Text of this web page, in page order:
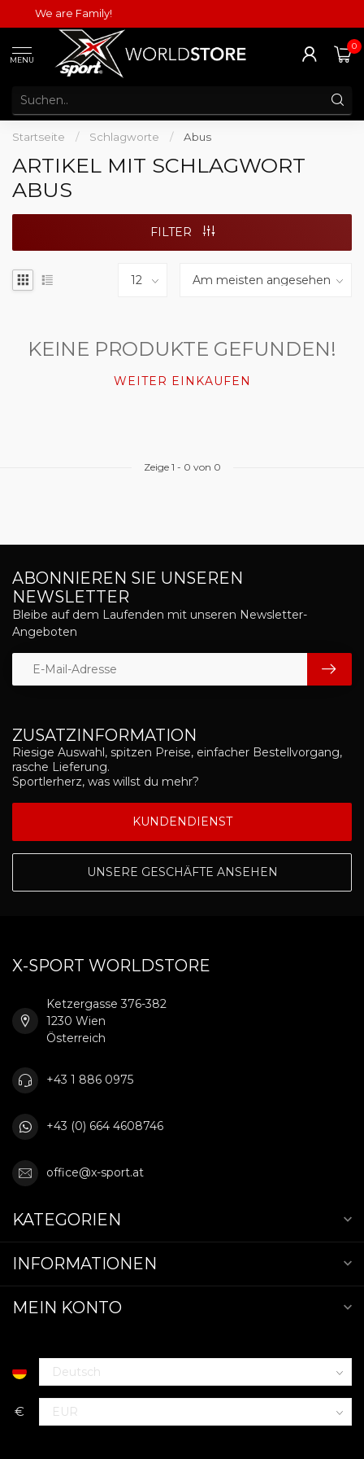
We are Family!
MENU
0
Startseite / Schlagworte / Abus
ARTIKEL MIT SCHLAGWORT
ABUS
FILTER
KEINE PRODUKTE GEFUNDEN!
WEITER EINKAUFEN
Zeige 1 - 0 von 0
ZUSATZINFORMATION
Riesige Auswahl, spitzen Preise, einfacher Bestellvorgang,
rasche Lieferung.
Sportlerherz, was willst du mehr?
KUNDENDIENST
UNSERE GESCHÄFTE ANSEHEN
ABONNIEREN SIE UNSEREN
NEWSLETTER
Bleibe auf dem Laufenden mit unseren Newsletter-
Angeboten
X-SPORT WORLDSTORE
Ketzergasse 376-382
1230 Wien
Österreich
+43 1 886 0975
+43 (0) 664 4608746
office@x-sport.at
KATEGORIEN
INFORMATIONEN
MEIN KONTO
€